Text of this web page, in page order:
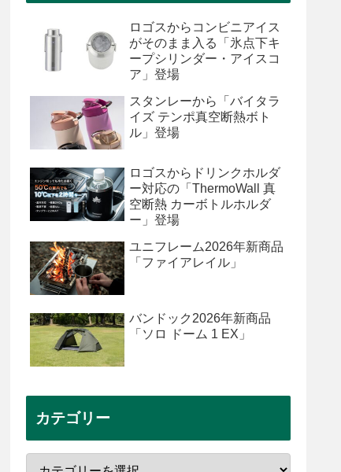
ロゴスからコンビニアイス
がそのまま入る「氷点下キ
ープシリンダー・アイスコ
ア」登場
スタンレーから「バイタラ
イズ テンポ真空断熱ボト
ル」登場
ロゴスからドリンクホルダ
ー対応の「ThermoWall 真
空断熱 カーボトルホルダ
ー」登場
ユニフレーム2026年新商品
「ファイアレイル」
バンドック2026年新商品
「ソロ ドーム 1 EX」
カテゴリー